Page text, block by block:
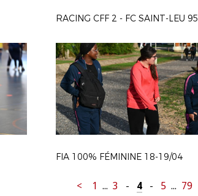
RACING CFF 2 - FC SAINT-LEU 95
FIA 100% FÉMININE 18-19/04
< 1 ... 3 - 4 - 5 ... 79